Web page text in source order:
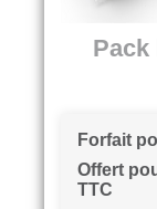
Pack
Forfait
Offert
TTC